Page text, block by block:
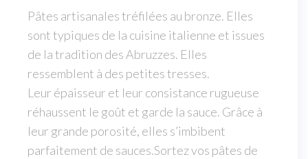
Pâtes artisanales tréfilées au bronze. Elles
sont typiques de la cuisine italienne et issues
de la tradition des Abruzzes. Elles
ressemblent à des petites tresses.
Leur épaisseur et leur consistance rugueuse
réhaussent le goût et garde la sauce. Grâce à
leur grande porosité, elles s’imbibent
parfaitement de sauces.Sortez vos pâtes de